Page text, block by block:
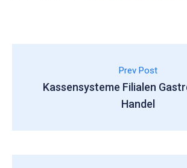
Prev Post
Kassensysteme Filialen
Handel